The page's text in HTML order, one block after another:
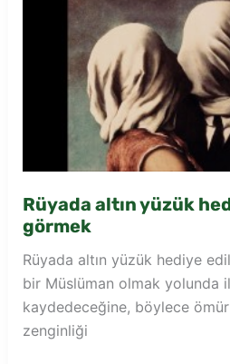
Rüyada altın yüzük
görmek
Rüyada altın yüzük hediye
bir Müslüman olmak yolunda
kaydedeceğine, böylece
zenginliği